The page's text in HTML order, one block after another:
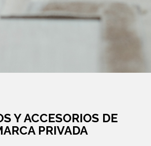
Y ACCESORIOS DE
PRIVADA